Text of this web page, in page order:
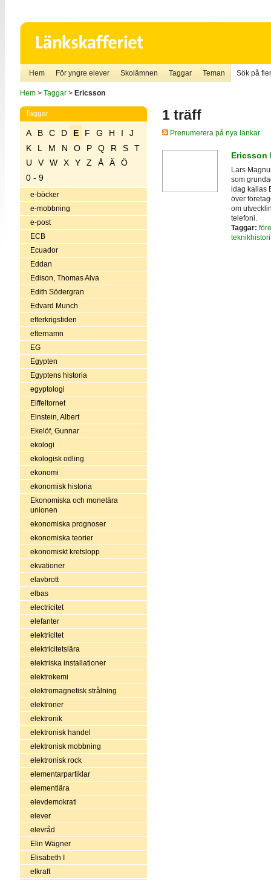
Hem För yngre elever Skolämnen Taggar Teman Sök på
Hem> Taggar> Ericsson
Taggar
A B C D E F G H I
J
K
L M N O P Q R S
T
U
V W X Y Z Å Ä
Ö
0 - 9
e-böcker
e-mobbning
e-post
ECB
Ecuador
Eddan
Edison, Thomas Alva
Edith Södergran
Edvard Munch
efterkrigstiden
efternamn
EG
Egypten
Egyptens historia
egyptologi
Eiffeltornet
Einstein, Albert
Ekelöf, Gunnar
ekologi
ekologisk odling
ekonomi
ekonomisk historia
Ekonomiska och monetära
unionen
ekonomiska prognoser
ekonomiska teorier
ekonomiskt kretslopp
ekvationer
elavbrott
elbas
electricitet
elefanter
elektricitet
elektricitetslära
elektriska installationer
elektrokemi
elektromagnetisk strålning
elektroner
elektronik
elektronisk handel
elektronisk mobbning
elektronisk rock
elementarpartiklar
elementlära
elevdemokrati
elever
elevråd
Elin Wägner
Elisabeth I
elkraft
1 träff
Prenumerera på nya länkar
Ericsson
Lars
som
idag kallas
över
om
telefoni.
Taggar: